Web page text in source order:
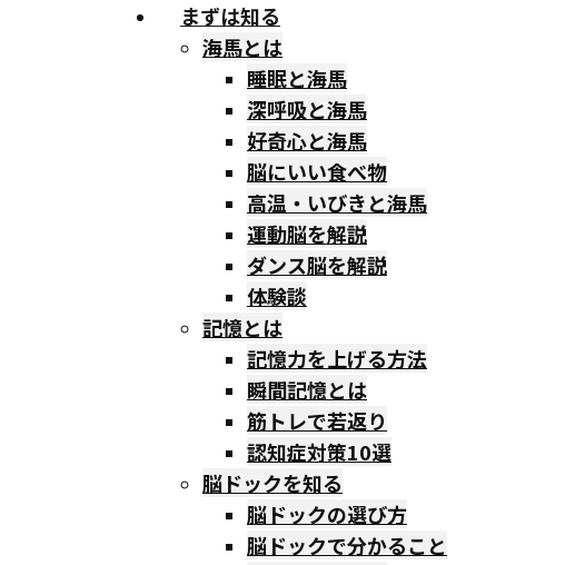
まずは知る
海馬とは
睡眠と海馬
深呼吸と海馬
好奇心と海馬
脳にいい食べ物
高温・いびきと海馬
運動脳を解説
ダンス脳を解説
体験談
記憶とは
記憶力を上げる方法
瞬間記憶とは
筋トレで若返り
認知症対策10選
脳ドックを知る
脳ドックの選び方
脳ドックで分かること